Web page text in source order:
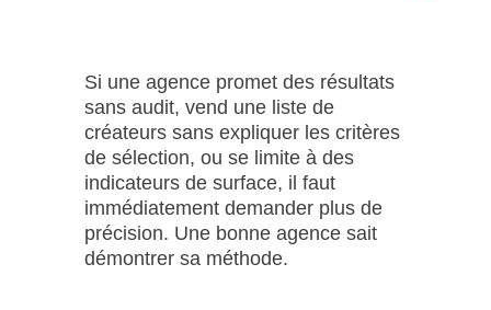
Si une agence promet des résultats
sans audit, vend une liste de
créateurs sans expliquer les critères
de sélection, ou se limite à des
indicateurs de surface, il faut
immédiatement demander plus de
précision. Une bonne agence sait
démontrer sa méthode.